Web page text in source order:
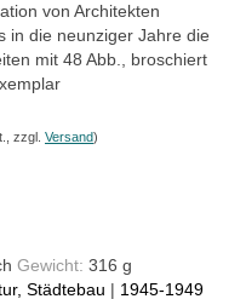
von Architekten
in die neunziger Jahre die
mit 48 Abb., broschiert
zzgl. Versand)
Gewicht: 316 g
Städtebau | 1945-1949